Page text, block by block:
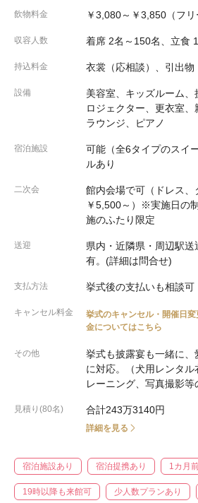
飲物料金 ￥3,080～￥3,850（フリ
収容人数 着席 2名～150名、立食
持込料金 衣裳（応相談）、引出物
設備
美容室、キッズルーム
ロジェクター、更衣室、
ラウンジ、ピアノ
宿泊施設
可能（全6タイプのスイ
ルあり
二次会
館内会場で可（ドレス、
￥5,500～）※実施日の
施のふたり限定
送迎
県内・近隣県・周辺駅
有。(詳細は問合せ)
支払方法 挙式後の支払いも相談可
キャンセル料金
挙式のキャンセル・開催日
金についてはこちら
その他
挙式も披露宴も一緒に
に対応。（犬用レンタル
レーニング、写真撮影等
見積り(80名) 合計243万3140円
詳細を見る
宿泊施設あり 宿泊提携あり 1カ月
19時以降も来館可 少人数プランあり